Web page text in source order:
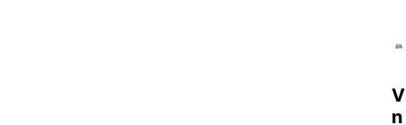
V
n